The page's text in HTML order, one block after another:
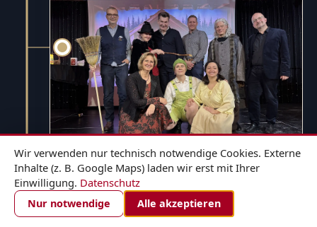
1. DEZEMBER 2024
Hänsel und Gretel - für die ganze
ZIMMER BUCHEN
Wir verwenden nur technisch notwendige Cookies. Externe
Inhalte (z. B. Google Maps) laden wir erst mit Ihrer
Einwilligung. Datenschutz
Nur notwendige Alle akzeptieren